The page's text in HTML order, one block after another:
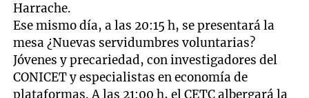
Harrache.
Ese mismo día, a las 20:15 h, se presentará la
mesa ¿Nuevas servidumbres voluntarias?
Jóvenes y precariedad, con investigadores del
CONICET y especialistas en economía de
plataformas. A las 21:00 h, el CETC albergará la